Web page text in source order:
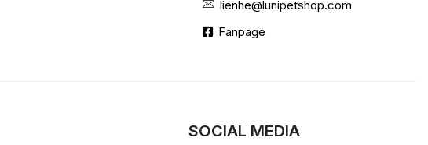
lienhe@lunipetshop.com
Fanpage
SOCIAL MEDIA